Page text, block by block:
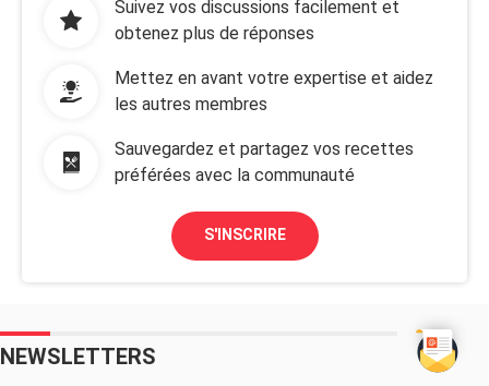
Suivez vos discussions facilement et
obtenez plus de réponses
Mettez en avant votre expertise et aidez
les autres membres
Sauvegardez et partagez vos recettes
préférées avec la communauté
S'INSCRIRE
NEWSLETTERS